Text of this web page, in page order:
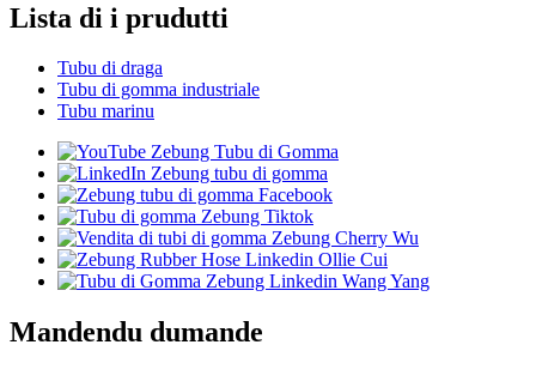
Lista di i prudutti
Tubu di draga
Tubu di gomma industriale
Tubu marinu
Mandendu dumande